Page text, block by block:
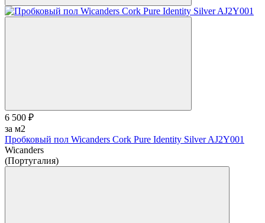
6 500 ₽
за м2
Пробковый пол Wicanders Cork Pure Identity Silver AJ2Y001
Wicanders
(Португалия)